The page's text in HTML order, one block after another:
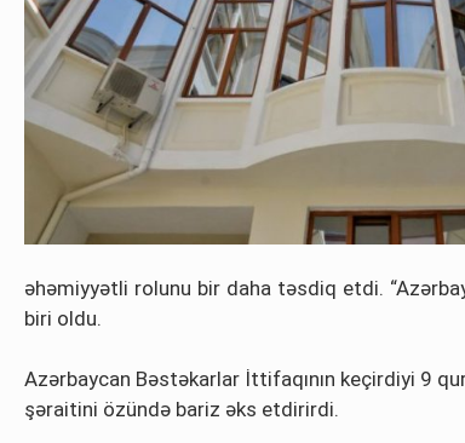
əhəmiyyətli rolunu bir daha təsdiq etdi.
biri oldu.
Azərbaycan Bəstəkarlar İttifaqının keçirdiyi 9
şəraitini özündə bariz əks etdirirdi.